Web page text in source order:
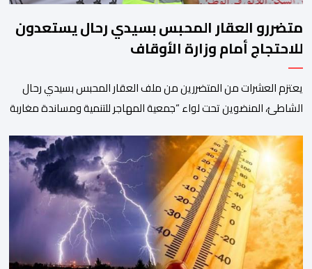
متضررو العقار المحبس بسيدي رحال يستعدون
للاحتجاج أمام وزارة الأوقاف
يعتزم العشرات من المتضررين من ملف العقار المحبس بسيدي رحال
الشاطئ، المنضوين تحت لواء “جمعية المهاجر للتنمية ومساندة مغاربة
أمام الملحقة الإدارية لوزارة الأوقاف والشؤون الإسلامية بحي حسان
بالرباط، وذلك للمطالبة بتسوية هذا الملف الذي ظل عالقا لسنوات
طويلة وأثار استياء واسعا في صفوف أبناء […]